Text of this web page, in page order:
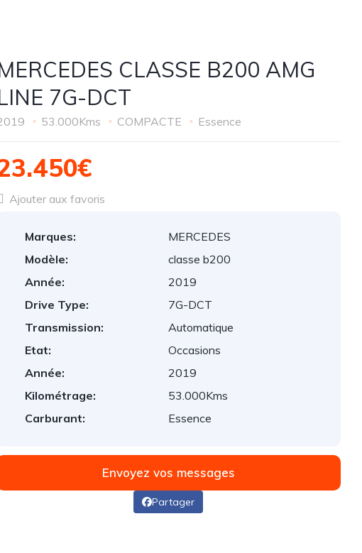
CLASSE B200 AMG
7G-DCT
53.000Kms COMPACTE Essence
Ajouter aux favoris
Marques:
MERCEDES
Modèle:
classe b200
Année:
2019
Drive Type:
7G-DCT
Transmission:
Automatique
Etat:
Occasions
Année:
2019
Kilométrage:
53.000Kms
Carburant:
Essence
Envoyez vos messages
Partager